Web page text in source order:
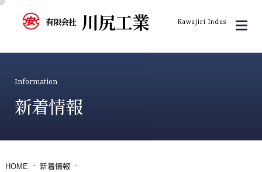
有限会社 川尻工業 Kawajiri Industry Inc.
Information
新着情報
HOME
新着情報